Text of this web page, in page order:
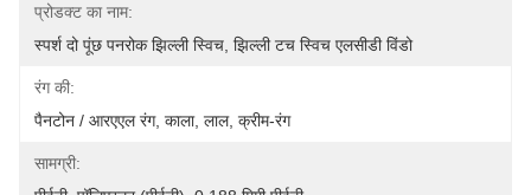
प्रोडक्ट का नाम:
स्पर्श दो पूंछ पनरोक झिल्ली स्विच, झिल्ली टच स्विच एलसीडी विंडो
रंग की:
पैनटोन / आरएएल रंग, काला, लाल, क्रीम-रंग
सामग्री: